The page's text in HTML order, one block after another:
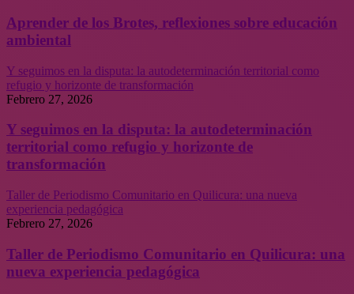
Aprender de los Brotes, reflexiones sobre educación
ambiental
Y seguimos en la disputa: la autodeterminación territorial como
refugio y horizonte de transformación
Febrero 27, 2026
Y seguimos en la disputa: la autodeterminación
territorial como refugio y horizonte de
transformación
Taller de Periodismo Comunitario en Quilicura: una nueva
experiencia pedagógica
Febrero 27, 2026
Taller de Periodismo Comunitario en Quilicura: una
nueva experiencia pedagógica